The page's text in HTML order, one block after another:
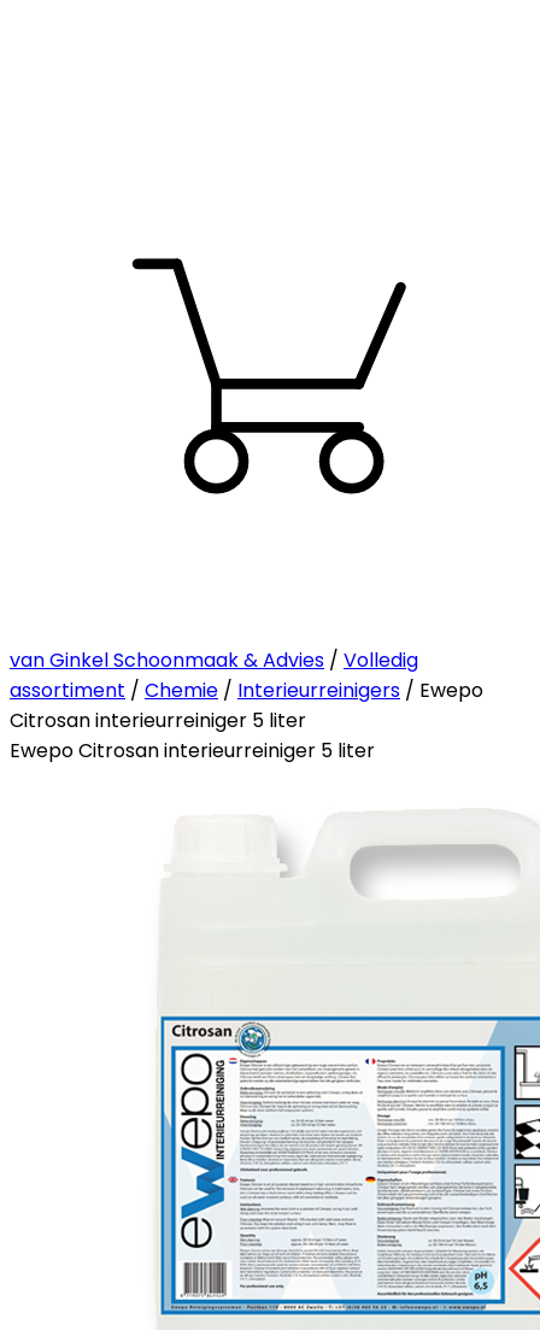
van Ginkel Schoonmaak & Advies / Volledig
assortiment / Chemie / Interieurreinigers / Ewepo
Citrosan interieurreiniger 5 liter
Ewepo Citrosan interieurreiniger 5 liter